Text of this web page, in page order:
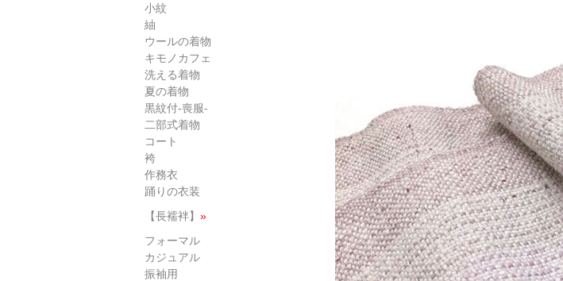
小紋
紬
ウールの着物
キモノカフェ
洗える着物
夏の着物
黒紋付-喪服-
二部式着物
コート
袴
作務衣
踊りの衣装
【長襦袢】 »
フォーマル
カジュアル
振袖用